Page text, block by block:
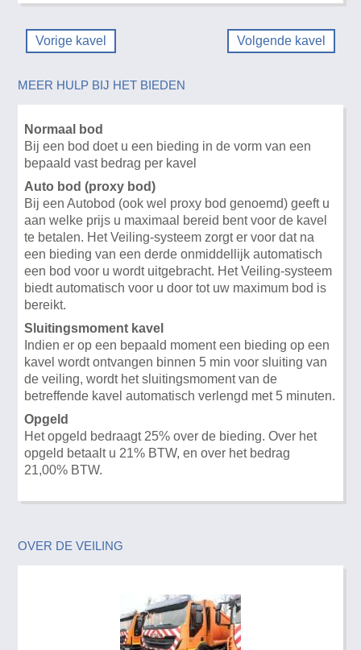
Vorige kavel Volgende kavel
MEER HULP BIJ HET BIEDEN
Normaal bod
Bij een bod doet u een bieding in de vorm van een
bepaald vast bedrag per kavel
Auto bod (proxy bod)
Bij een Autobod (ook wel proxy bod genoemd) geeft u
aan welke prijs u maximaal bereid bent voor de kavel
te betalen. Het Veiling-systeem zorgt er voor dat na
een bieding van een derde onmiddellijk automatisch
een bod voor u wordt uitgebracht. Het Veiling-systeem
biedt automatisch voor u door tot uw maximum bod is
bereikt.
Sluitingsmoment kavel
Indien er op een bepaald moment een bieding op een
kavel wordt ontvangen binnen 5 min voor sluiting van
de veiling, wordt het sluitingsmoment van de
betreffende kavel automatisch verlengd met 5 minuten.
Opgeld
Het opgeld bedraagt 25% over de bieding. Over het
opgeld betaalt u 21% BTW, en over het bedrag
21,00% BTW.
OVER DE VEILING